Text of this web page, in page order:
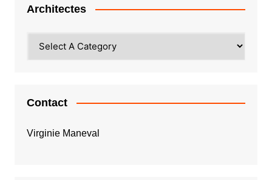
Architectes
Contact
Virginie Maneval